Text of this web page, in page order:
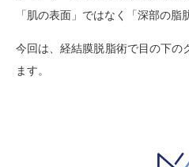
「肌の表面」ではなく「深部の脂
今回は、経結膜脱脂術で目の下の
ます。